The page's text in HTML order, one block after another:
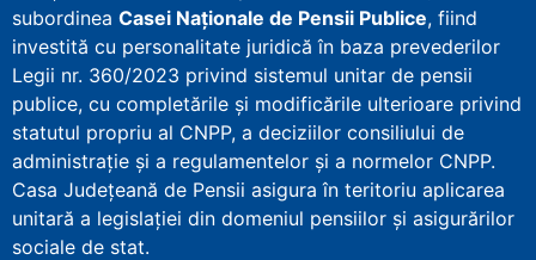
subordinea Casei Naționale de Pensii Publice, fiind
investită cu personalitate juridică în baza prevederilor
Legii nr. 360/2023 privind sistemul unitar de pensii
publice, cu completările și modificările ulterioare privind
statutul propriu al CNPP, a deciziilor consiliului de
administrație și a regulamentelor și a normelor CNPP.
Casa Județeană de Pensii asigura în teritoriu aplicarea
unitară a legislației din domeniul pensiilor și asigurărilor
sociale de stat.